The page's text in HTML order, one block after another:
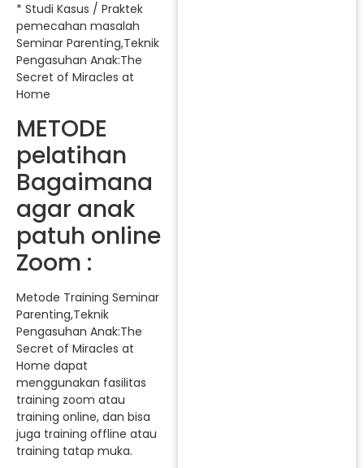
* Studi Kasus / Praktek
pemecahan masalah
Seminar Parenting,Teknik
Pengasuhan Anak:The
Secret of Miracles at
Home
METODE
pelatihan
Bagaimana
agar anak
patuh online
Zoom :
Metode Training Seminar
Parenting,Teknik
Pengasuhan Anak:The
Secret of Miracles at
Home dapat
menggunakan fasilitas
training zoom atau
training online, dan bisa
juga training offline atau
training tatap muka.